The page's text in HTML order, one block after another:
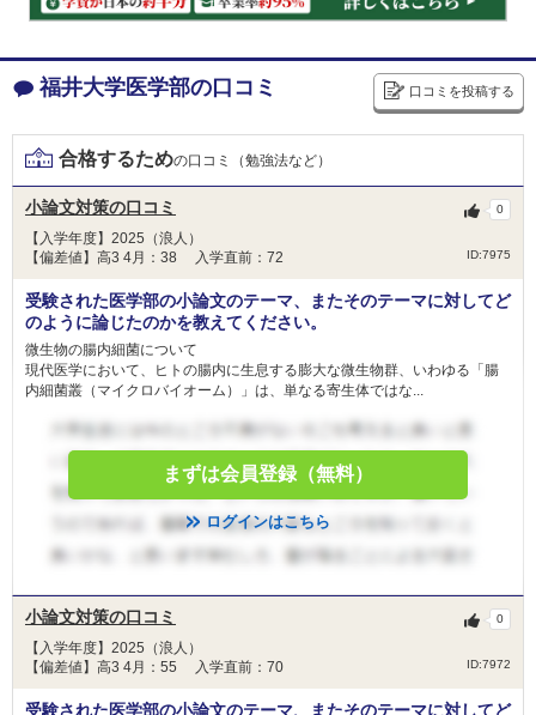
※2年次学費を掲載しているため3年次以降の学費は記載と異なる場合があります
学費ランキングを見る
福井大学基金予約型奨学金
金額 300,000円(初年度のみ)
人数 10人
目的
福井大学への進学を強く希望している受験生の皆
様に対し、入学後の修学に必要な経済的支援を行
うことを目的とした奨学金です
条件
(1) 日本の高等学校又は中等教育学校を令和７年
度に卒業見込みの者
推薦型選抜Ⅰ、学校推薦型選抜Ⅱ、一
般選抜（前期日程・後期日程）の選抜試験に出願
又は出願予定の者で、本学に強く入
学を志望する者
(3) 成績・人物とも優秀であり、学校長の推薦が
支援が必要と認められる者
の合計が 300 万円以下である者
※１ 生計維持者とは、原則父母（いずれかがい
ない場合は１人）です。ただし、父母がいない場
合は
福井大学医学部の口コミ 口コミを投稿する
合格するための口コミ（勉強法など）
小論文対策の口コミ
【入学年度】2025（浪人）
【偏差値】高3 4月：38 入学直前：72
ID:7975
0
受験された医学部の小論文のテーマ、またそのテーマに対してど
のように論じたのかを教えてください。
微生物の腸内細菌について
現代医学において、ヒトの腸内に生息する膨大な微生物群、いわゆる「腸
内細菌叢（マイクロバイオーム）」は、単なる寄生体ではな...
まずは会員登録（無料）
ログインはこちら
小論文対策の口コミ
【入学年度】2025（浪人）
【偏差値】高3 4月：55 入学直前：70
ID:7972
0
受験された医学部の小論文のテーマ、またそのテーマに対してど